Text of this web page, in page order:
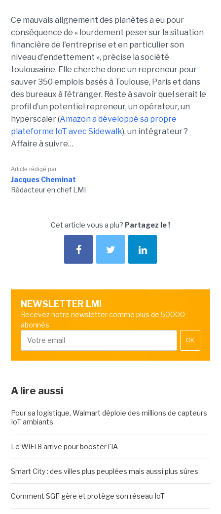
Ce mauvais alignement des planètes a eu pour
conséquence de « lourdement peser sur la situation
financière de l'entreprise et en particulier son
niveau d'endettement », précise la société
toulousaine. Elle cherche donc un repreneur pour
sauver 350 emplois basés à Toulouse, Paris et dans
des bureaux à l’étranger. Reste à savoir quel serait le
profil d’un potentiel repreneur, un opérateur, un
hyperscaler (Amazon a développé sa propre
plateforme IoT avec Sidewalk), un intégrateur ?
Affaire à suivre…
Article rédigé par
Jacques Cheminat
Rédacteur en chef LMI
Cet article vous a plu? Partagez le !
NEWSLETTER LMI
Recevez notre newsletter comme plus de 50000
abonnés
OK
A lire aussi
Pour sa logistique, Walmart déploie des millions de capteurs
IoT ambiants
Le WiFi 8 arrive pour booster l'IA
Smart City : des villes plus peuplées mais aussi plus sûres
Comment SGF gère et protège son réseau IoT